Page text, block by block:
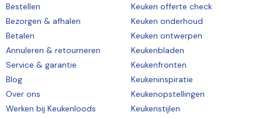
Bestellen
Bezorgen & afhalen
Betalen
Annuleren & retourneren
Service & garantie
Blog
Over ons
Werken bij Keukenloods
Keuken offerte check
Keuken onderhoud
Keuken ontwerpen
Keukenbladen
Keukenfronten
Keukeninspiratie
Keukenopstellingen
Keukenstijlen